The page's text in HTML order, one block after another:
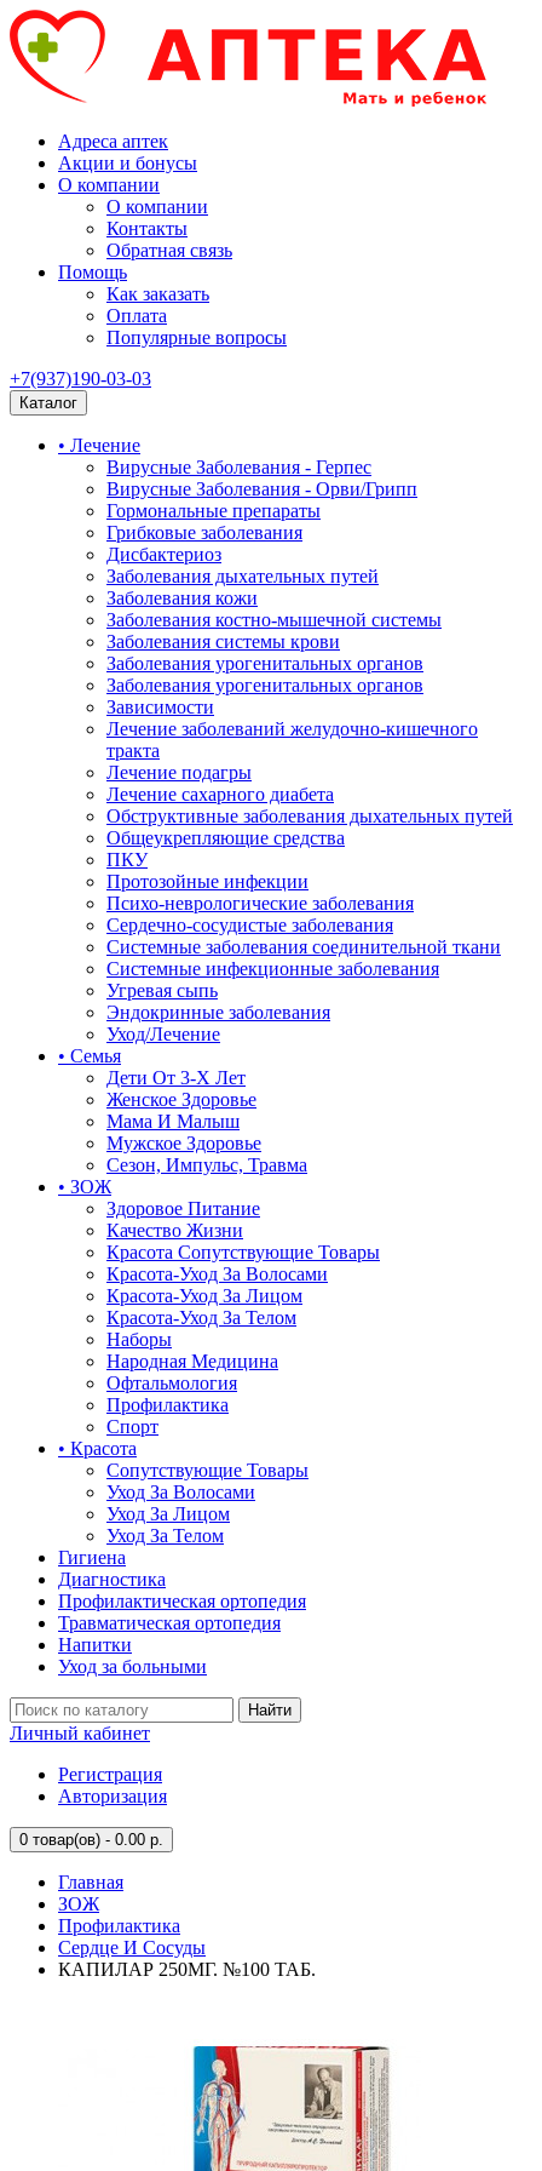
Адреса аптек
Акции и бонусы
О компании
О компании
Контакты
Обратная связь
Помощь
Как заказать
Оплата
Популярные вопросы
+7(937)190-03-03
Каталог
• Лечение
Вирусные Заболевания - Герпес
Вирусные Заболевания - Орви/Грипп
Гормональные препараты
Грибковые заболевания
Дисбактериоз
Заболевания дыхательных путей
Заболевания кожи
Заболевания костно-мышечной системы
Заболевания системы крови
Заболевания урогенитальных органов
Заболевания урогенитальных органов
Зависимости
Лечение заболеваний желудочно-кишечного
тракта
Лечение подагры
Лечение сахарного диабета
Обструктивные заболевания дыхательных путей
Общеукрепляющие средства
ПКУ
Протозойные инфекции
Психо-неврологические заболевания
Сердечно-сосудистые заболевания
Системные заболевания соединительной ткани
Системные инфекционные заболевания
Угревая сыпь
Эндокринные заболевания
Уход/Лечение
• Семья
Дети От 3-Х Лет
Женское Здоровье
Мама И Малыш
Мужское Здоровье
Сезон, Импульс, Травма
• ЗОЖ
Здоровое Питание
Качество Жизни
Красота Сопутствующие Товары
Красота-Уход За Волосами
Красота-Уход За Лицом
Красота-Уход За Телом
Наборы
Народная Медицина
Офтальмология
Профилактика
Спорт
• Красота
Сопутствующие Товары
Уход За Волосами
Уход За Лицом
Уход За Телом
Гигиена
Диагностика
Профилактическая ортопедия
Травматическая ортопедия
Напитки
Уход за больными
Найти
Личный кабинет
Регистрация
Авторизация
0 товар(ов) - 0.00 р.
Главная
ЗОЖ
Профилактика
Сердце И Сосуды
КАПИЛАР 250МГ. №100 ТАБ.